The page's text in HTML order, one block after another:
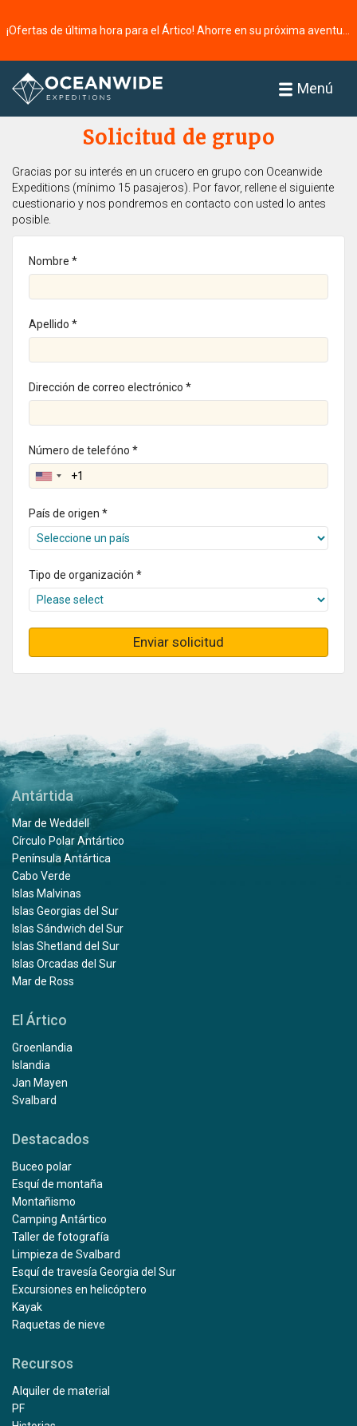
Menú
Página principal
Solicitud de grupo
Gracias por su interés en un crucero en grupo con Oceanwide
Expeditions (mínimo 15 pasajeros). Por favor, rellene el siguiente
cuestionario y nos pondremos en contacto con usted lo antes
posible.
Nombre *
Apellido *
Dirección de correo electrónico *
Número de telefóno *
País de origen *
Tipo de organización *
Enviar solicitud
Antártida
Mar de Weddell
Círculo Polar Antártico
Península Antártica
Cabo Verde
Islas Malvinas
Islas Georgias del Sur
Islas Sándwich del Sur
Islas Shetland del Sur
Islas Orcadas del Sur
Mar de Ross
El Ártico
Groenlandia
Islandia
Jan Mayen
Svalbard
Destacados
Buceo polar
Esquí de montaña
Montañismo
Camping Antártico
Taller de fotografía
Limpieza de Svalbard
Esquí de travesía Georgia del Sur
Excursiones en helicóptero
Kayak
Raquetas de nieve
Recursos
Alquiler de material
PF